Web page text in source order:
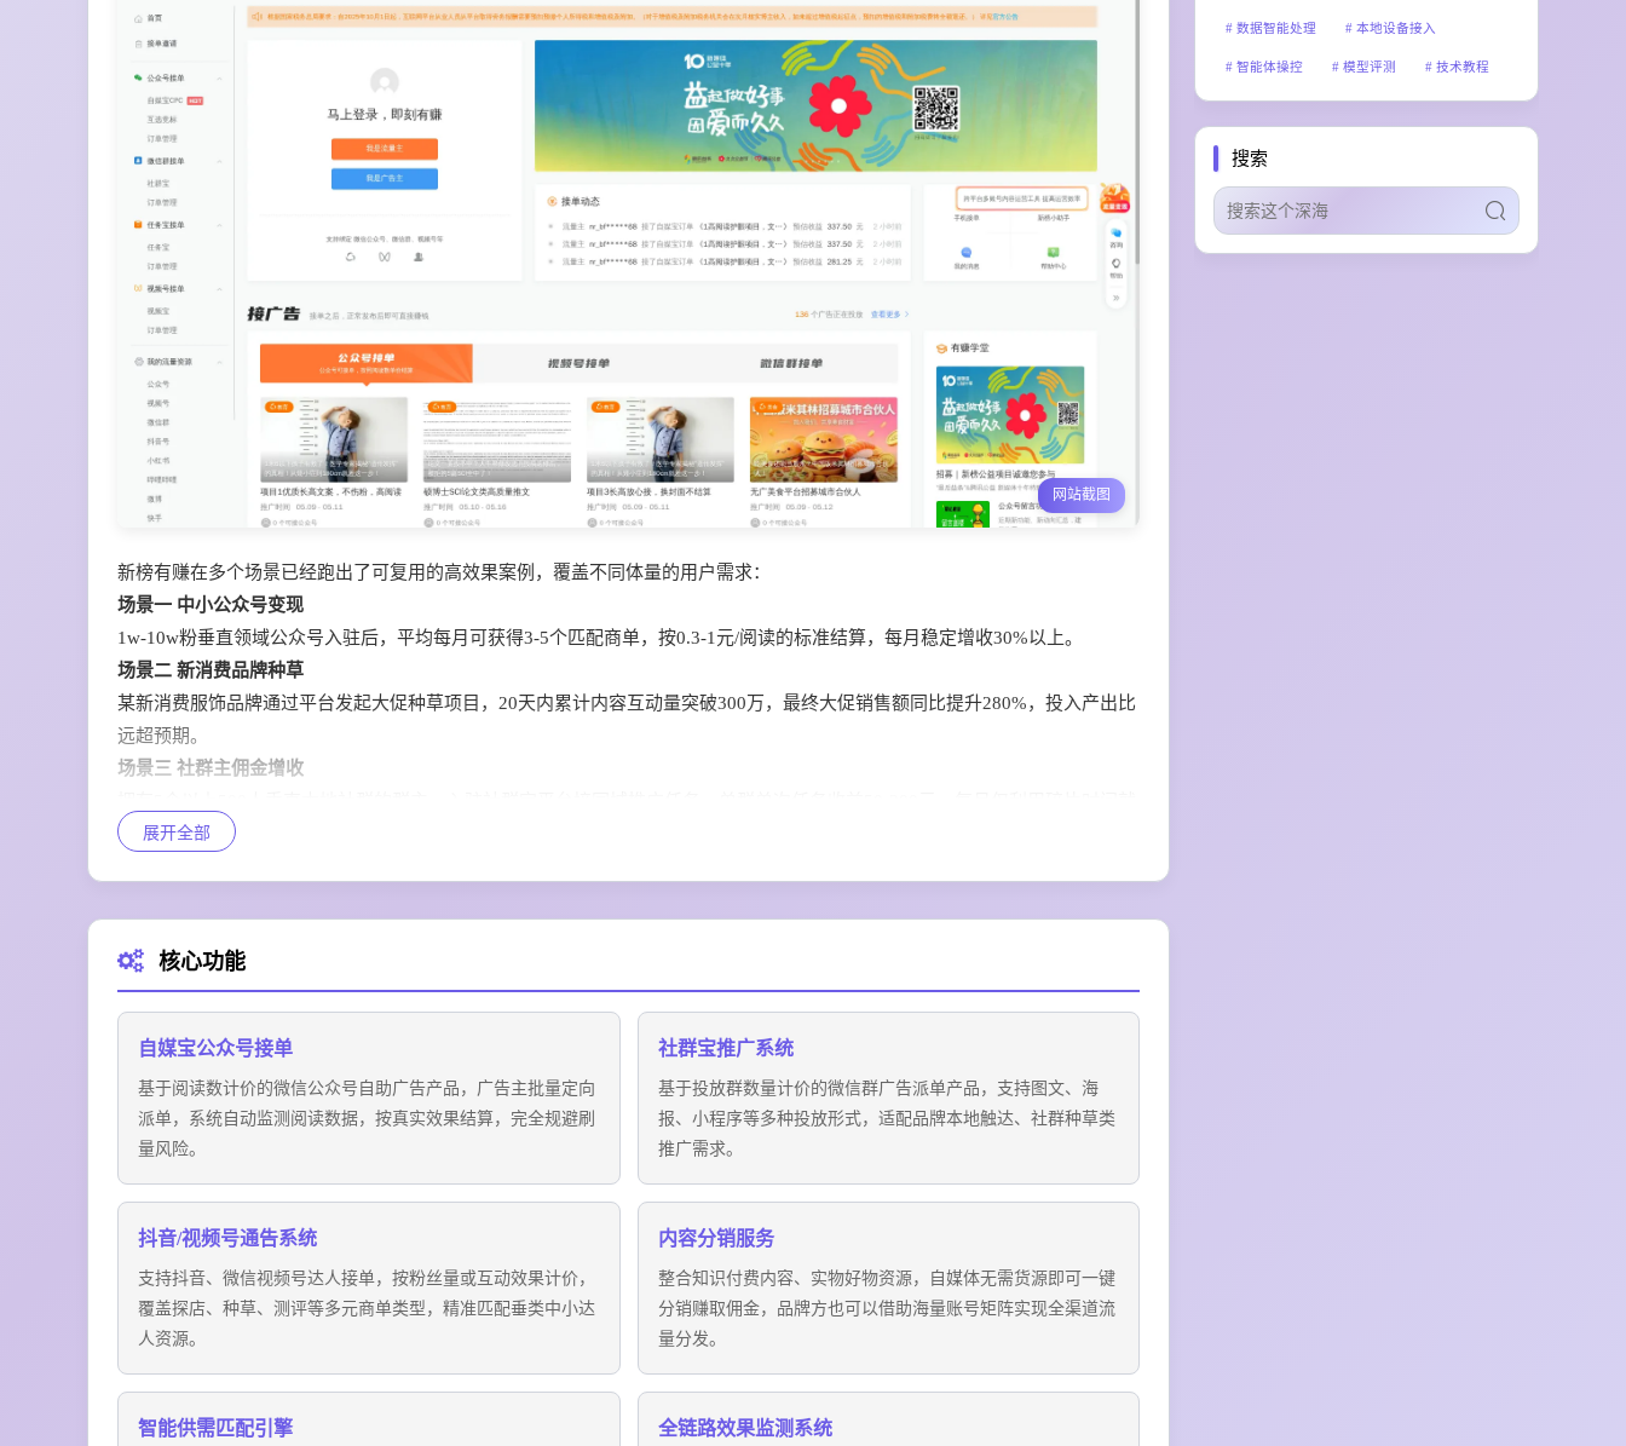
网站截图
新榜有赚在多个场景已经跑出了可复用的高效果案例，覆盖不同体量的用户需求：
场景一 中小公众号变现
1w-10w粉垂直领域公众号入驻后，平均每月可获得3-5个匹配商单，按0.3-1元/阅读的标准结算，每月稳定增收30%以上。
场景二 新消费品牌种草
某新消费服饰品牌通过平台发起大促种草项目，20天内累计内容互动量突破300万，最终大促销售额同比提升280%，投入产出比
远超预期。
场景三 社群主佣金增收
能额外增收千元以上。
展开全部
核心功能
自媒宝公众号接单
基于阅读数计价的微信公众号自助广告产品，广告主批量定向
派单，系统自动监测阅读数据，按真实效果结算，完全规避刷
量风险。
社群宝推广系统
基于投放群数量计价的微信群广告派单产品，支持图文、海
报、小程序等多种投放形式，适配品牌本地触达、社群种草类
推广需求。
抖音/视频号通告系统
支持抖音、微信视频号达人接单，按粉丝量或互动效果计价，
覆盖探店、种草、测评等多元商单类型，精准匹配垂类中小达
人资源。
内容分销服务
整合知识付费内容、实物好物资源，自媒体无需货源即可一键
分销赚取佣金，品牌方也可以借助海量账号矩阵实现全渠道流
量分发。
智能供需匹配引擎 全链路效果监测系统
数据智能处理 本地设备接入
智能体操控 模型评测 技术教程
网文辅助工具 安全扫描
搜索